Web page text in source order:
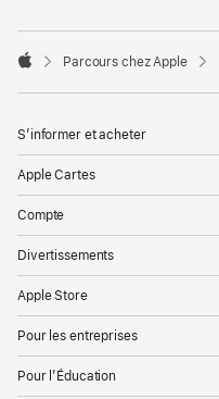

Parcours chez Apple
S’informer et acheter
Apple Cartes
Compte
Divertissements
Apple Store
Pour les entreprises
Pour l’Éducation